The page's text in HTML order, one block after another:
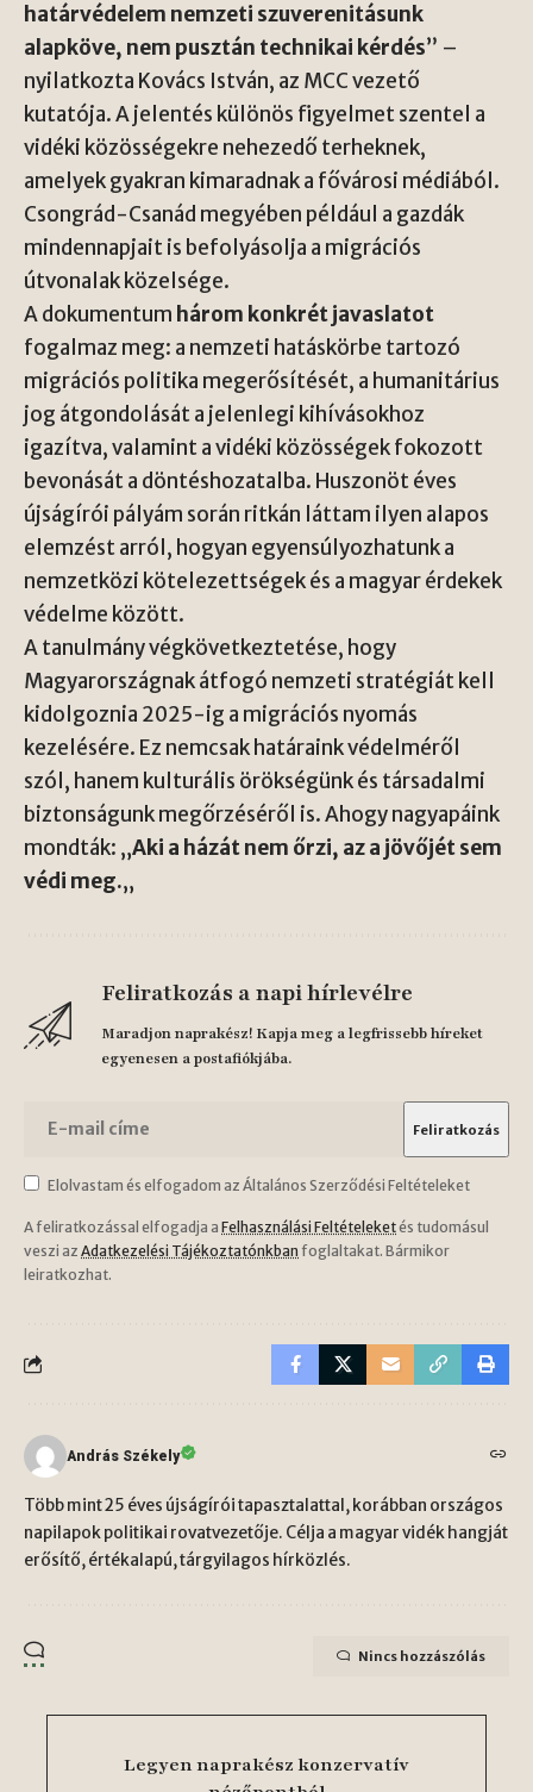
határvédelem nemzeti szuverenitásunk
alapköve, nem pusztán technikai kérdés” –
nyilatkozta Kovács István, az MCC vezető
kutatója. A jelentés különös figyelmet szentel a
vidéki közösségekre nehezedő terheknek,
amelyek gyakran kimaradnak a fővárosi médiából.
Csongrád-Csanád megyében például a gazdák
mindennapjait is befolyásolja a migrációs
útvonalak közelsége.
A dokumentum három konkrét javaslatot
fogalmaz meg: a nemzeti hatáskörbe tartozó
migrációs politika megerősítését, a humanitárius
jog átgondolását a jelenlegi kihívásokhoz
igazítva, valamint a vidéki közösségek fokozott
bevonását a döntéshozatalba. Huszonöt éves
újságírói pályám során ritkán láttam ilyen alapos
elemzést arról, hogyan egyensúlyozhatunk a
nemzetközi kötelezettségek és a magyar érdekek
védelme között.
A tanulmány végkövetkeztetése, hogy
Magyarországnak átfogó nemzeti stratégiát kell
kidolgoznia 2025-ig a migrációs nyomás
kezelésére. Ez nemcsak határaink védelméről
szól, hanem kulturális örökségünk és társadalmi
biztonságunk megőrzéséről is. Ahogy nagyapáink
mondták: „Aki a házát nem őrzi, az a jövőjét sem
védi meg.„
Feliratkozás a napi hírlevélre
Maradjon naprakész! Kapja meg a legfrissebb híreket
egyenesen a postafiókjába.
Elolvastam és elfogadom az Általános Szerződési Feltételeket
A feliratkozással elfogadja a Felhasználási Feltételeketés tudomásul
veszi az Adatkezelési Tájékoztatónkban foglaltakat. Bármikor
leiratkozhat.
András Székely
Több mint 25 éves újságírói tapasztalattal, korábban országos
napilapok politikai rovatvezetője. Célja a magyar vidék hangját
erősítő, értékalapú, tárgyilagos hírközlés.
Nincs hozzászólás
Legyen naprakész konzervatív